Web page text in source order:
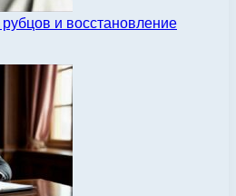
и восстановление